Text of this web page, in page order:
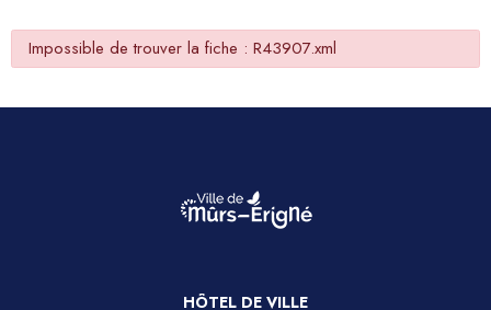
Impossible de trouver la fiche : R43907.xml
HÔTEL DE VILLE